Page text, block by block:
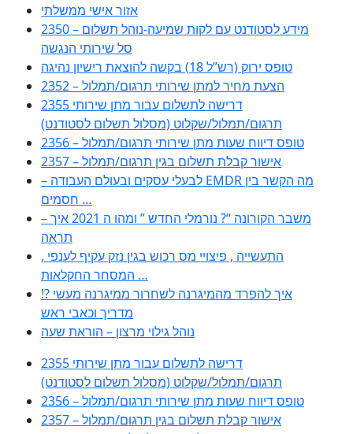
אזור אישי ממשלתי
2350 – מידע לסטודנט עם לקות שמיעה-נוהל תשלום
סל שירותי הנגשה
טופס ירוק (רש”ל 18) בקשה להוצאת רישיון נהיגה
2352 – הצעת מחיר למתן שירותי תרגום/תמלול
2355 דרישה לתשלום עבור מתן שירותי
תרגום/תמלול/שקלוט (מסלול תשלום לסטודנט)
2356 – טופס דיווח שעות מתן שירותי תרגום/תמלול
2357 – אישור קבלת תשלום בגין תרגום/תמלול
– לבעלי עסקים ובעולם העבודה EMDR מה הקשר בין
חסמים …
– משבר הקורונה “? נורמלי החדש ” ומהו ה 2021 איך
תראה
, התעשייה , פיצויי מס רכוש בגין נזק עקיף לענפי
המסחר החקלאות …
!? איך להפרד מהמיגרנה לשחרור ממיגרנה מעשי
מדריך וכאבי ראש
נוהל גילוי מרצון – הוראת שעה
2355 דרישה לתשלום עבור מתן שירותי
תרגום/תמלול/שקלוט (מסלול תשלום לסטודנט)
2356 – טופס דיווח שעות מתן שירותי תרגום/תמלול
2357 – אישור קבלת תשלום בגין תרגום/תמלול